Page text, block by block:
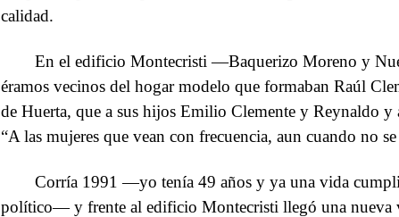
calidad.
En el edificio Montecristi —Baquerizo Moreno y
éramos vecinos del hogar modelo que formaban Raúl
de Huerta, que a sus hijos Emilio Clemente y Reynaldo y
“A las mujeres que vean con frecuencia, aun cuando no
Corría 1991 —yo tenía 49 años y ya una vida
político— y frente al edificio Montecristi llegó una nueva